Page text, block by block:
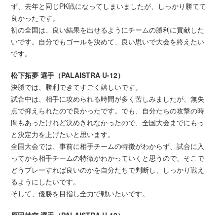
ず、去年と同じPK戦になってしまいましたが、しっかり勝てて
良かったです。
初の全国は、良い結果を出せるようにチームの勝利に貢献した
いです。自分でもゴールを決めて、良い思いで大会を終えたい
です。
松下拓夢 選手（PALAISTRA U-12）
決勝では、勝利できてすごく嬉しいです。
試合中は、相手に攻められる時間が多く苦しみましたが、無失
点で抑えられたので良かったです。でも、自分たちの攻撃の時
間もあったけれど決めきれなかったので、全国大会までにもっ
と決定力を上げたいと思います。
全国大会では、事前に相手チームの特徴がわからず、試合に入
ってから相手チームの特徴がわかっていくと思うので、そこで
どうプレーすれば良いのかを自分たちで判断し、しっかり戦え
るようにしたいです。
そして、優勝を目指し全力で戦いたいです。